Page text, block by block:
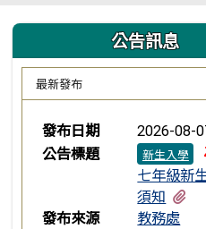
上中區域內容公告訊息
最新發布
新聞列表
發布日期 2026-08-
公告標題 新生入學
七年級新
須知
發布來源
教務處
頁尾區域